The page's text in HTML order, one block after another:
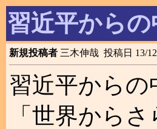
習近平から
新規投稿者 三木伸哉 投稿日 13/
習近平から
「世界から